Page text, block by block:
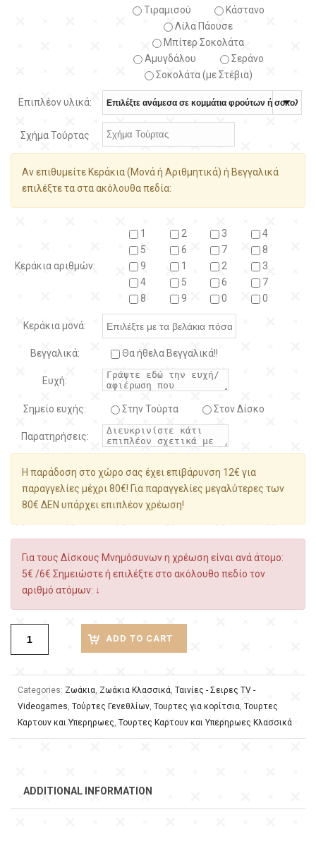
Τιραμισού
Κάστανο
Λίλα Πάουσε
Μπίτερ Σοκολάτα
Αμυγδάλου
Σεράνο
Σοκολάτα (με Στέβια)
Επιπλέον υλικά:
Σχήμα Τούρτας
Αν επιθυμείτε Κεράκια (Μονά ή Αριθμητικά) ή Βεγγαλικά
επιλέξτε τα στα ακόλουθα πεδία:
Κεράκια αριθμών:
1 2 3
4
5
6 7
8
9
1 2
3
4
5 6
7
8
9 0 0
Κεράκια μονά:
Βεγγαλικά: Θα ήθελα Βεγγαλικά!!
Ευχή:
Σημείο ευχής: Στην Τούρτα Στον Δίσκο
Παρατηρήσεις:
Η παράδοση στο χώρο σας έχει επιβάρυνση 12€ για
παραγγελίες μέχρι 80€! Για παραγγελίες μεγαλύτερες των
80€ ΔΕΝ υπάρχει επιπλέον χρέωση!
Για τους Δίσκους Μνημόσυνων η χρέωση είναι ανά άτομο:
5€ /6€ Σημειώστε ή επιλέξτε στο ακόλουθο πεδίο τον
αριθμό ατόμων: ↓
ADD TO CART
Categories: Ζωάκια, Ζωάκια Κλασσικά, Ταινίες - Σειρες TV -
Videogames, Τούρτες Γενεθλίων, Τουρτες για κορίτσια, Τουρτες
Καρτουν και Υπερηρωες, Τουρτες Καρτουν και Υπερηρωες Κλασσικά
ADDITIONAL INFORMATION